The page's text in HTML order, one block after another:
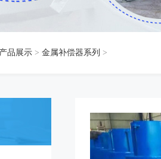
产品展示 > 金属补偿器系列 >